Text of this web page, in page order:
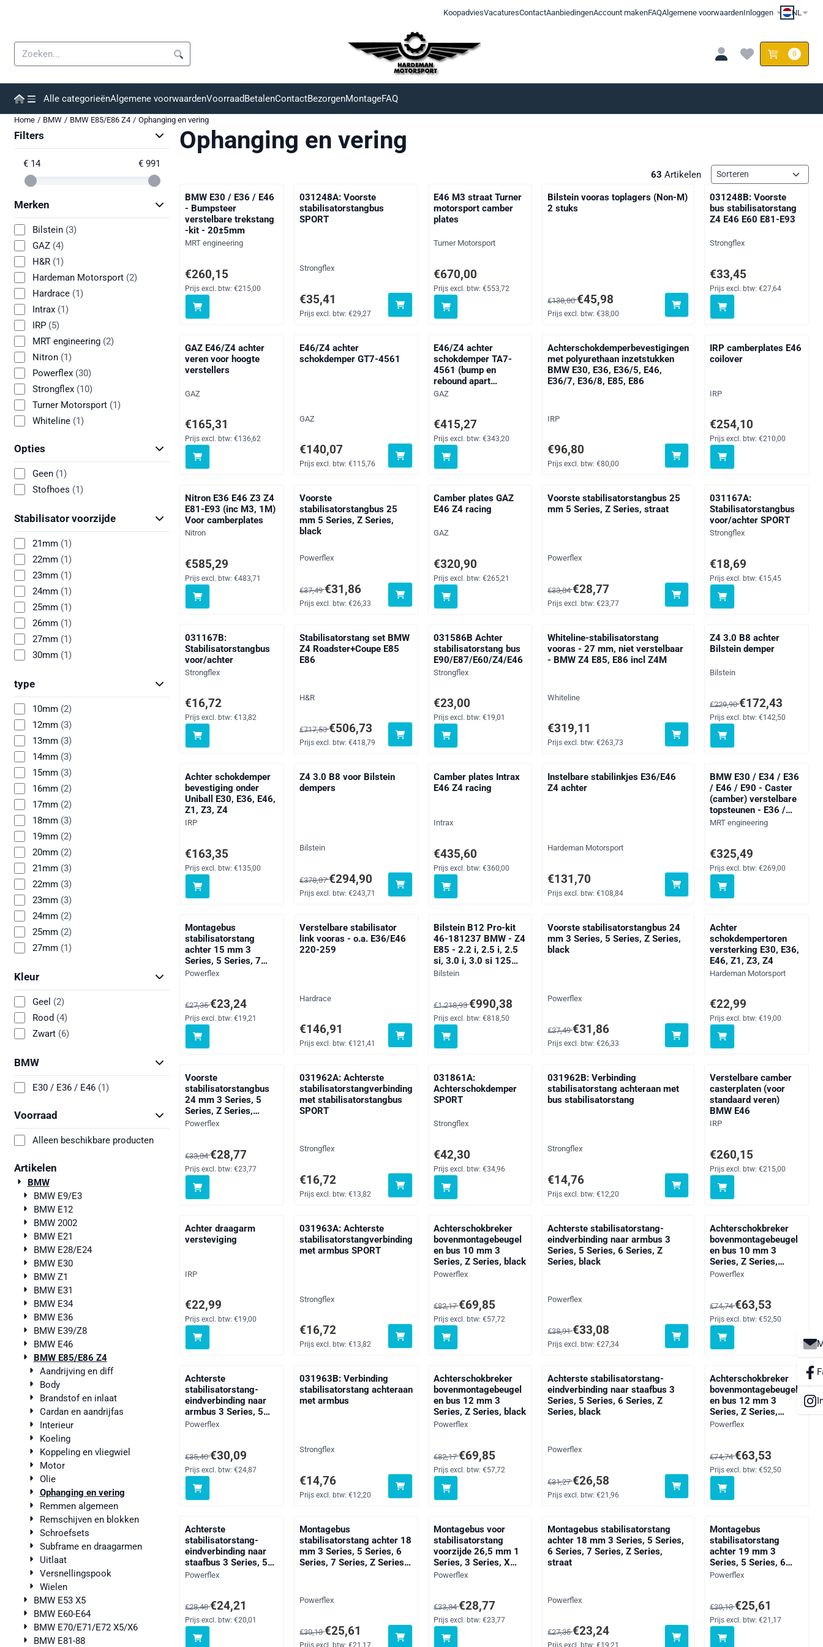
KoopadviesVacaturesContactAanbiedingenAccount makenFAQAlgemene voorwaardenInloggen NL
Zoeken
0
Alle categorieënAlgemene voorwaardenVoorraadBetalenContactBezorgenMontageFAQ
Home / BMW / BMW E85/E86 Z4 / Ophanging en vering
Filters
€ 14 € 991
Merken
Bilstein (3)
GAZ (4)
H&R (1)
Hardeman Motorsport (2)
Hardrace (1)
Intrax (1)
IRP (5)
MRT engineering (2)
Nitron (1)
Powerflex (30)
Strongflex (10)
Turner Motorsport (1)
Whiteline (1)
Opties
Geen (1)
Stofhoes (1)
Stabilisator voorzijde
21mm (1)
22mm (1)
23mm (1)
24mm (1)
25mm (1)
26mm (1)
27mm (1)
30mm (1)
type
10mm (2)
12mm (3)
13mm (3)
14mm (3)
15mm (3)
16mm (2)
17mm (2)
18mm (3)
19mm (2)
20mm (2)
21mm (3)
22mm (3)
23mm (3)
24mm (2)
25mm (2)
27mm (1)
Kleur
Geel (2)
Rood (4)
Zwart (6)
BMW
E30 / E36 / E46 (1)
Voorraad
Alleen beschikbare producten
Artikelen
BMW
BMW E9/E3
BMW E12
BMW 2002
BMW E21
BMW E28/E24
BMW E30
BMW Z1
BMW E31
BMW E34
BMW E36
BMW E39/Z8
BMW E46
BMW E85/E86 Z4
Aandrijving en diff
Body
Brandstof en inlaat
Cardan en aandrijfas
Interieur
Koeling
Koppeling en vliegwiel
Motor
Olie
Ophanging en vering
Remmen algemeen
Remschijven en blokken
Schroefsets
Subframe en draagarmen
Uitlaat
Versnellingspook
Wielen
BMW E53 X5
BMW E60-E64
BMW E70/E71/E72 X5/X6
BMW E81-88
Ophanging en vering
63 Artikelen Sorteermethode
BMW E30 / E36 / E46
- Bumpsteer
verstelbare trekstang
-kit - 20±5mm
Merk:
MRT engineering
Prijs: 260,15, exclusief btw: 215,00
€260,15
Prijs excl. btw: €215,00
031248A: Voorste
stabilisatorstangbus
SPORT
Merk:
Strongflex
Prijs: 35,41, exclusief btw: 29,27
€35,41
Prijs excl. btw: €29,27
E46 M3 straat Turner
motorsport camber
plates
Merk:
Turner Motorsport
Prijs: 670,00, exclusief btw: 553,72
€670,00
Prijs excl. btw: €553,72
Bilstein vooras toplagers (Non-M)
2 stuks
Van 138,00 voor 45,98, exclusief btw: 38,00
€138,00€45,98
Prijs excl. btw: €38,00
031248B: Voorste
bus stabilisatorstang
Z4 E46 E60 E81-E93
Merk:
Strongflex
Prijs: 33,45, exclusief btw:
€33,45
Prijs excl. btw: €27,64
GAZ E46/Z4 achter
veren voor hoogte
verstellers
Merk:
GAZ
Prijs: 165,31, exclusief btw: 136,62
€165,31
Prijs excl. btw: €136,62
E46/Z4 achter
schokdemper GT7-4561
Merk:
GAZ
Prijs: 140,07, exclusief btw: 115,76
€140,07
Prijs excl. btw: €115,76
E46/Z4 achter
schokdemper TA7-
4561 (bump en
rebound apart
verstelbaar)
Merk:
GAZ
Prijs: 415,27, exclusief btw: 343,20
€415,27
Prijs excl. btw: €343,20
Achterschokdemperbevestigingen
met polyurethaan inzetstukken
BMW E30, E36, E36/5, E46,
E36/7, E36/8, E85, E86
Merk:
IRP
Prijs: 96,80, exclusief btw: 80,00
€96,80
Prijs excl. btw: €80,00
IRP camberplates E46
coilover
Merk:
IRP
Prijs: 254,10, exclusief btw:
€254,10
Prijs excl. btw: €210,00
Nitron E36 E46 Z3 Z4
E81-E93 (inc M3, 1M)
Voor camberplates
Merk:
Nitron
Prijs: 585,29, exclusief btw: 483,71
€585,29
Prijs excl. btw: €483,71
Voorste
stabilisatorstangbus 25
mm 5 Series, Z Series,
black
Merk:
Powerflex
Van 37,49 voor 31,86, exclusief btw: 26,33
€37,49€31,86
Prijs excl. btw: €26,33
Camber plates GAZ
E46 Z4 racing
Merk:
GAZ
Prijs: 320,90, exclusief btw: 265,21
€320,90
Prijs excl. btw: €265,21
Voorste stabilisatorstangbus 25
mm 5 Series, Z Series, straat
Merk:
Powerflex
Van 33,84 voor 28,77, exclusief btw: 23,77
€33,84€28,77
Prijs excl. btw: €23,77
031167A:
Stabilisatorstangbus
voor/achter SPORT
Merk:
Strongflex
Prijs: 18,69, exclusief btw:
€18,69
Prijs excl. btw: €15,45
031167B:
Stabilisatorstangbus
voor/achter
Merk:
Strongflex
Prijs: 16,72, exclusief btw: 13,82
€16,72
Prijs excl. btw: €13,82
Stabilisatorstang set BMW
Z4 Roadster+Coupe E85
E86
Merk:
H&R
Van 717,53 voor 506,73, exclusief btw: 418,79
€717,53€506,73
Prijs excl. btw: €418,79
031586B Achter
stabilisatorstang bus
E90/E87/E60/Z4/E46
Merk:
Strongflex
Prijs: 23,00, exclusief btw: 19,01
€23,00
Prijs excl. btw: €19,01
Whiteline-stabilisatorstang
vooras - 27 mm, niet verstelbaar
- BMW Z4 E85, E86 incl Z4M
Merk:
Whiteline
Prijs: 319,11, exclusief btw: 263,73
€319,11
Prijs excl. btw: €263,73
Z4 3.0 B8 achter
Bilstein demper
Merk:
Bilstein
Van 229,90 voor 172,43,
€229,90€172,43
Prijs excl. btw: €142,50
Achter schokdemper
bevestiging onder
Uniball E30, E36, E46,
Z1, Z3, Z4
Merk:
IRP
Prijs: 163,35, exclusief btw: 135,00
€163,35
Prijs excl. btw: €135,00
Z4 3.0 B8 voor Bilstein
dempers
Merk:
Bilstein
Van 378,07 voor 294,90, exclusief btw: 243,71
€378,07€294,90
Prijs excl. btw: €243,71
Camber plates Intrax
E46 Z4 racing
Merk:
Intrax
Prijs: 435,60, exclusief btw: 360,00
€435,60
Prijs excl. btw: €360,00
Instelbare stabilinkjes E36/E46
Z4 achter
Merk:
Hardeman Motorsport
Prijs: 131,70, exclusief btw: 108,84
€131,70
Prijs excl. btw: €108,84
BMW E30 / E34 / E36
/ E46 / E90 - Caster
(camber) verstelbare
topsteunen - E36 /
E8X / E9X
Merk:
MRT engineering
Prijs: 325,49, exclusief btw:
€325,49
Prijs excl. btw: €269,00
Montagebus
stabilisatorstang
achter 15 mm 3
Series, 5 Series, 7
Series, Z Series,
Merk:
Powerflex
Van 27,35 voor 23,24, exclusief btw: 19,21
€27,35€23,24
Prijs excl. btw: €19,21
Verstelbare stabilisator
link vooras - o.a. E36/E46
220-259
Merk:
Hardrace
Prijs: 146,91, exclusief btw: 121,41
€146,91
Prijs excl. btw: €121,41
Bilstein B12 Pro-kit
46-181237 BMW - Z4
E85 - 2.2 i, 2.5 i, 2.5
si, 3.0 i, 3.0 si 125
-195 kW - 02/03-
Merk:
Bilstein
Van 1 218,93 voor 990,38, exclusief btw: 818,50
€1.218,93€990,38
Prijs excl. btw: €818,50
Voorste stabilisatorstangbus 24
mm 3 Series, 5 Series, Z Series,
black
Merk:
Powerflex
Van 37,49 voor 31,86, exclusief btw: 26,33
€37,49€31,86
Prijs excl. btw: €26,33
Achter
schokdempertoren
versterking E30, E36,
E46, Z1, Z3, Z4
Merk:
Hardeman Motorsport
Prijs: 22,99, exclusief btw:
€22,99
Prijs excl. btw: €19,00
Voorste
stabilisatorstangbus
24 mm 3 Series, 5
Series, Z Series,
straat
Merk:
Powerflex
Van 33,84 voor 28,77, exclusief btw: 23,77
€33,84€28,77
Prijs excl. btw: €23,77
031962A: Achterste
stabilisatorstangverbinding
met stabilisatorstangbus
SPORT
Merk:
Strongflex
Prijs: 16,72, exclusief btw: 13,82
€16,72
Prijs excl. btw: €13,82
031861A:
Achterschokdemper
SPORT
Merk:
Strongflex
Prijs: 42,30, exclusief btw: 34,96
€42,30
Prijs excl. btw: €34,96
031962B: Verbinding
stabilisatorstang achteraan met
bus stabilisatorstang
Merk:
Strongflex
Prijs: 14,76, exclusief btw: 12,20
€14,76
Prijs excl. btw: €12,20
Verstelbare camber
casterplaten (voor
standaard veren)
BMW E46
Merk:
IRP
Prijs: 260,15, exclusief btw:
€260,15
Prijs excl. btw: €215,00
Achter draagarm
versteviging
Merk:
IRP
Prijs: 22,99, exclusief btw: 19,00
€22,99
Prijs excl. btw: €19,00
031963A: Achterste
stabilisatorstangverbinding
met armbus SPORT
Merk:
Strongflex
Prijs: 16,72, exclusief btw: 13,82
€16,72
Prijs excl. btw: €13,82
Achterschokbreker
bovenmontagebeugel
en bus 10 mm 3
Series, Z Series, black
Merk:
Powerflex
Van 82,17 voor 69,85, exclusief btw: 57,72
€82,17€69,85
Prijs excl. btw: €57,72
Achterste stabilisatorstang-
eindverbinding naar armbus 3
Series, 5 Series, 6 Series, Z
Series, black
Merk:
Powerflex
Van 38,91 voor 33,08, exclusief btw: 27,34
€38,91€33,08
Prijs excl. btw: €27,34
Achterschokbreker
bovenmontagebeugel
en bus 10 mm 3
Series, Z Series,
straat
Merk:
Powerflex
Van 74,74 voor 63,53,
€74,74€63,53
Prijs excl. btw: €52,50
Achterste
stabilisatorstang-
eindverbinding naar
armbus 3 Series, 5
Series, 6 Series, Z
Merk:
Powerflex
Van 35,40 voor 30,09, exclusief btw: 24,87
€35,40€30,09
Prijs excl. btw: €24,87
031963B: Verbinding
stabilisatorstang achteraan
met armbus
Merk:
Strongflex
Prijs: 14,76, exclusief btw: 12,20
€14,76
Prijs excl. btw: €12,20
Achterschokbreker
bovenmontagebeugel
en bus 12 mm 3
Series, Z Series, black
Merk:
Powerflex
Van 82,17 voor 69,85, exclusief btw: 57,72
€82,17€69,85
Prijs excl. btw: €57,72
Achterste stabilisatorstang-
eindverbinding naar staafbus 3
Series, 5 Series, 6 Series, Z
Series, black
Merk:
Powerflex
Van 31,27 voor 26,58, exclusief btw: 21,96
€31,27€26,58
Prijs excl. btw: €21,96
Achterschokbreker
bovenmontagebeugel
en bus 12 mm 3
Series, Z Series,
straat
Merk:
Powerflex
Van 74,74 voor 63,53,
€74,74€63,53
Prijs excl. btw: €52,50
Achterste
stabilisatorstang-
eindverbinding naar
staafbus 3 Series, 5
Series, 6 Series, Z
Merk:
Powerflex
Van 28,48 voor 24,21, exclusief btw: 20,01
€28,48€24,21
Prijs excl. btw: €20,01
Montagebus
stabilisatorstang achter 18
mm 3 Series, 5 Series, 6
Series, 7 Series, Z Series,
Merk:
Powerflex
Van 30,13 voor 25,61, exclusief btw: 21,17
€30,13€25,61
Prijs excl. btw: €21,17
Montagebus voor
stabilisatorstang
voorzijde 26,5 mm 1
Series, 3 Series, X
Series, Z Series,
Merk:
Powerflex
Van 33,84 voor 28,77, exclusief btw: 23,77
€33,84€28,77
Prijs excl. btw: €23,77
Montagebus stabilisatorstang
achter 18 mm 3 Series, 5 Series,
6 Series, 7 Series, Z Series,
straat
Merk:
Powerflex
Van 27,35 voor 23,24, exclusief btw: 19,21
€27,35€23,24
Prijs excl. btw: €19,21
Montagebus
stabilisatorstang
achter 19 mm 3
Series, 5 Series, 6
Series, Z Series, black
Merk:
Powerflex
Van 30,13 voor 25,61,
€30,13€25,61
Prijs excl. btw: €21,17